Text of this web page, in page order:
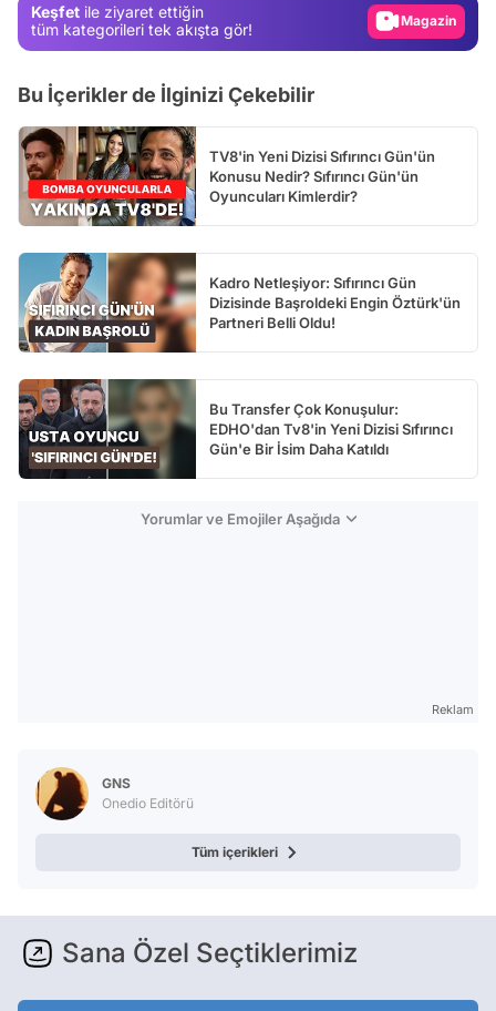
Keşfet ile ziyaret ettiğin
tüm kategorileri tek akışta gör!
Video
Bu İçerikler de İlginizi Çekebilir
TV8'in Yeni Dizisi Sıfırıncı Gün'ün
Konusu Nedir? Sıfırıncı Gün'ün
Oyuncuları Kimlerdir?
Kadro Netleşiyor: Sıfırıncı Gün
Dizisinde Başroldeki Engin Öztürk'ün
Partneri Belli Oldu!
Bu Transfer Çok Konuşulur:
EDHO'dan Tv8'in Yeni Dizisi Sıfırıncı
Gün'e Bir İsim Daha Katıldı
Yorumlar ve Emojiler Aşağıda
Reklam
GNS
Onedio Editörü
Tüm içerikleri
Sana Özel Seçtiklerimiz